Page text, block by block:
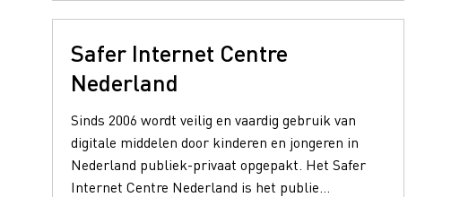
Safer Internet Centre
Nederland
Sinds 2006 wordt veilig en vaardig gebruik van
digitale middelen door kinderen en jongeren in
Nederland publiek-privaat opgepakt. Het Safer
Internet Centre Nederland is het publie...